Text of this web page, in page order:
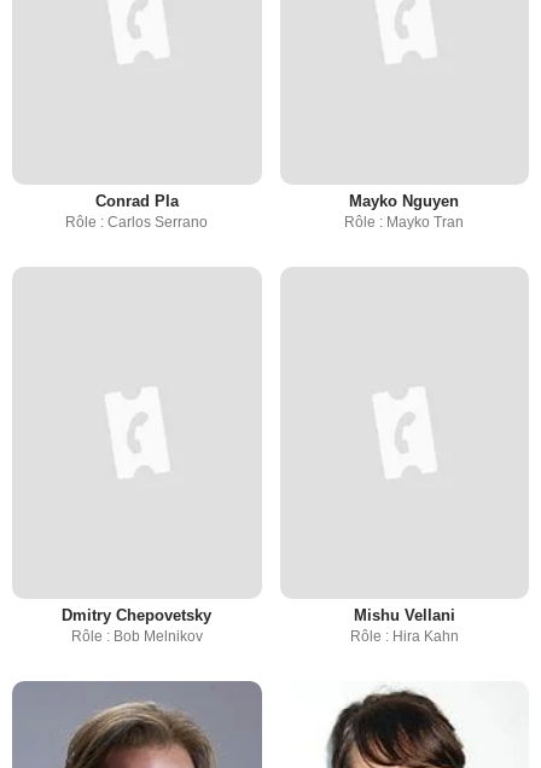
Conrad Pla
Rôle : Carlos Serrano
Mayko Nguyen
Rôle : Mayko Tran
Dmitry Chepovetsky
Rôle : Bob Melnikov
Mishu Vellani
Rôle : Hira Kahn